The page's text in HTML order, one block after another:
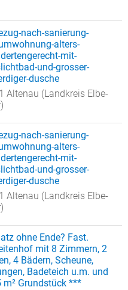
nach-sanierung-
alters-
mit-
und-grosser-
dusche
Altenau (Landkreis Elbe-
nach-sanierung-
alters-
mit-
und-grosser-
dusche
Altenau (Landkreis Elbe-
ohne Ende? Fast.
mit 8 Zimmern, 2
4 Bädern, Scheune,
Badeteich u.m. und
m² Grundstück ***